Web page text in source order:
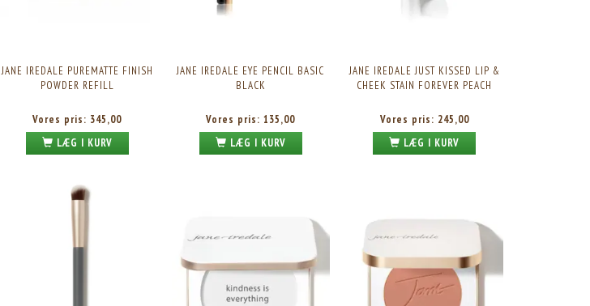
JANE IREDALE PUREMATTE FINISH
POWDER REFILL
Vores pris: 345,00
LÆG I KURV
JANE IREDALE EYE PENCIL BASIC
BLACK
Vores pris:135,00
LÆG I KURV
JANE IREDALE JUST KISSED LIP &
CHEEK STAIN FOREVER PEACH
Vores pris: 245,00
LÆG I KURV